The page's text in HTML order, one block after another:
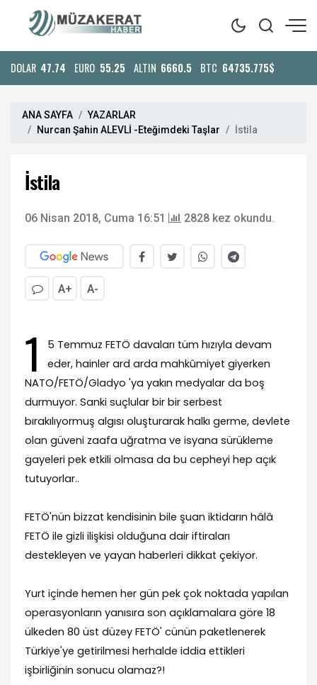
DOLAR 47.74 EURO 55.25 ALTIN 6660.5 BTC 64735.775$
ANA SAYFA
YAZARLAR
Nurcan Şahin ALEVLİ -Eteğimdeki Taşlar
İstila
İstila
06 Nisan 2018, Cuma 16:51 2828 kez okundu.
A+ A-
1
5 Temmuz FETÖ davaları tüm hızıyla devam
eder, hainler ard arda mahkûmiyet giyerken
NATO/FETÖ/Gladyo 'ya yakın medyalar da boş
durmuyor. Sanki suçlular bir bir serbest
bırakılıyormuş algısı oluşturarak halkı germe, devlete
olan güveni zaafa uğratma ve isyana sürükleme
gayeleri pek etkili olmasa da bu cepheyi hep açık
tutuyorlar..
FETÖ'nün bizzat kendisinin bile şuan iktidarın hâlâ
FETÖ ile gizli ilişkisi olduğuna dair iftiraları
destekleyen ve yayan haberleri dikkat çekiyor.
Yurt içinde hemen her gün pek çok noktada yapılan
operasyonların yanısıra son açıklamalara göre 18
ülkeden 80 üst düzey FETÖ' cünün paketlenerek
Türkiye'ye getirilmesi herhalde iddia ettikleri
işbirliğinin sonucu olamaz?!